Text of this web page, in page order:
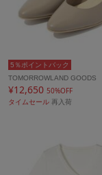
5％ポイントバック
TOMORROWLAND GOODS
¥12,650 50%OFF
タイムセール 再入荷